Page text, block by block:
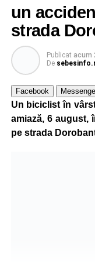
un
strada
Publicat acum
De
Facebook
Un biciclist în
amiază, 6 august,
pe strada